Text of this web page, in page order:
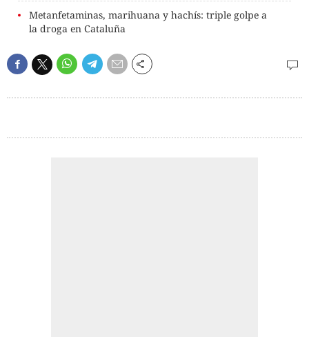
Metanfetaminas, marihuana y hachís: triple golpe a
la droga en Cataluña